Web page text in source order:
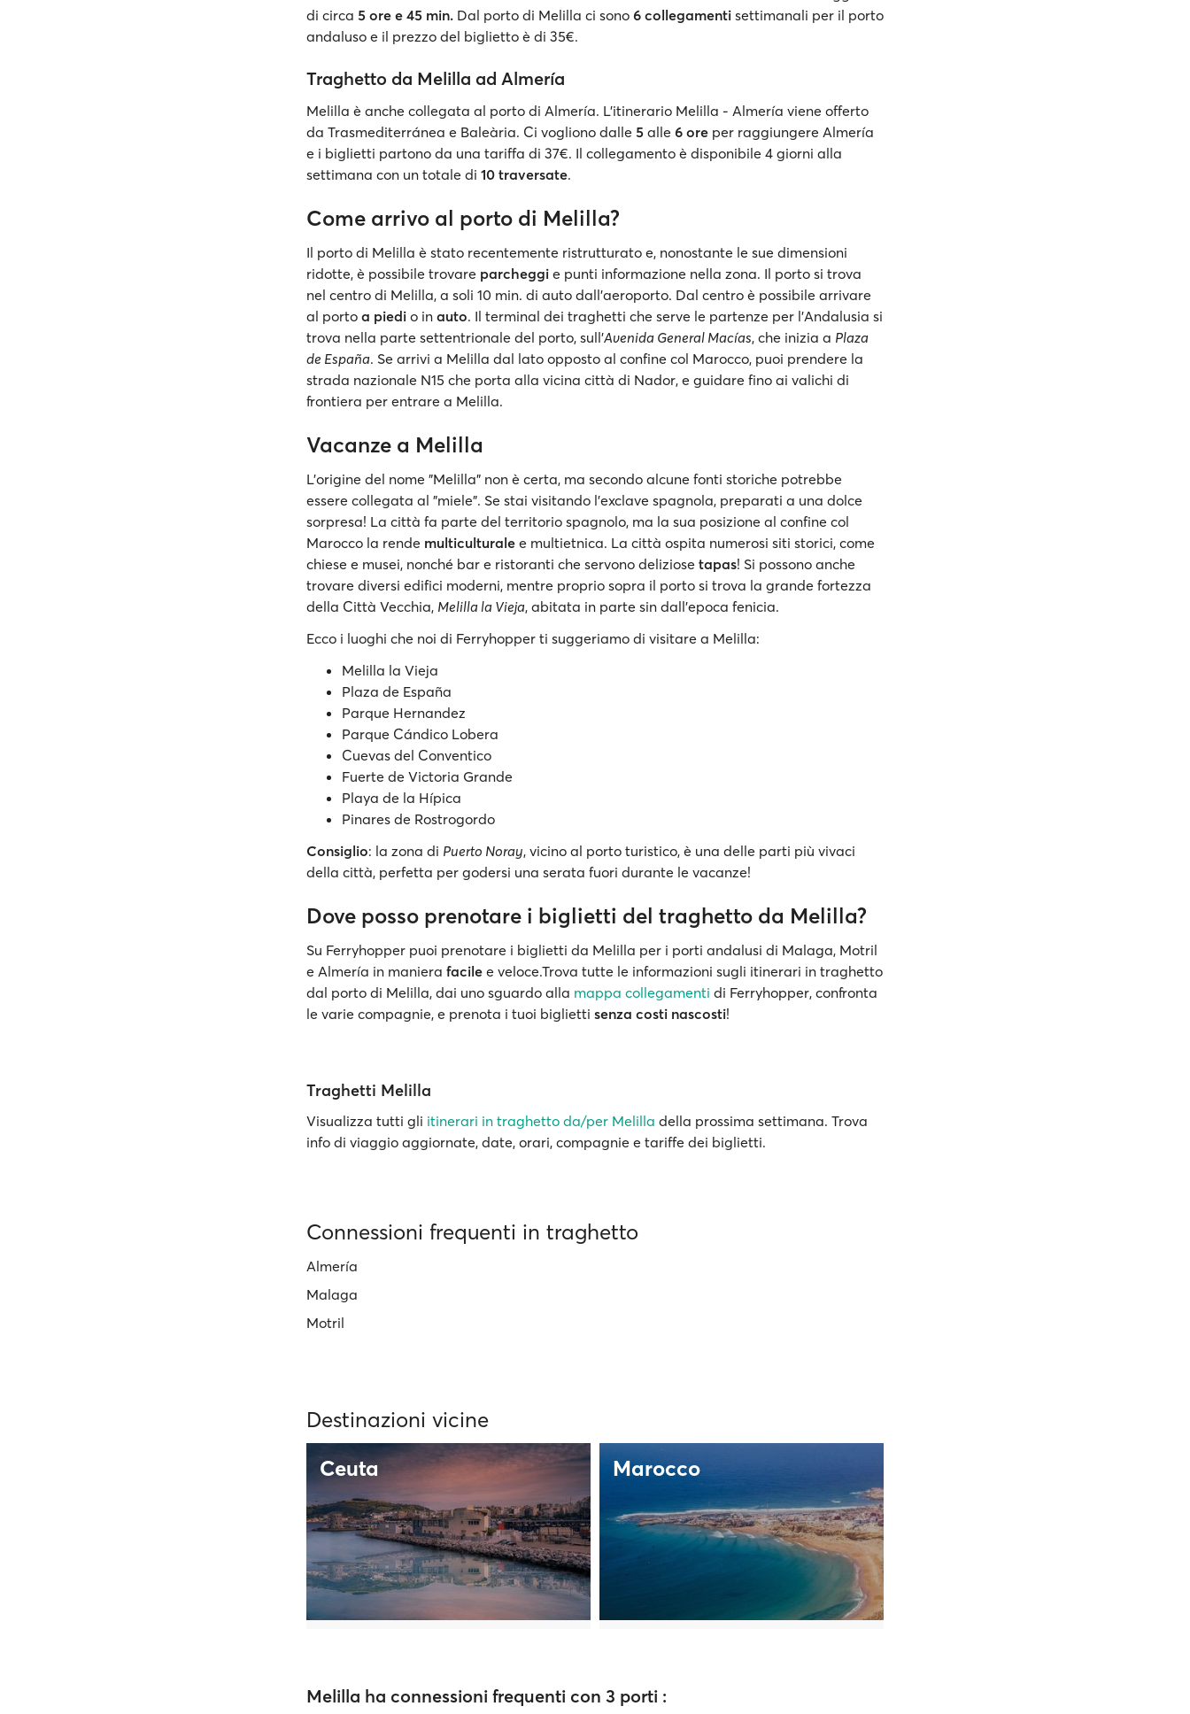
di circa 5 ore e 45 min. Dal porto di Melilla ci sono 6 collegamenti settimanali per il porto
andaluso e il prezzo del biglietto è di 35€.
Traghetto da Melilla ad Almería
Melilla è anche collegata al porto di Almería. L'itinerario Melilla - Almería viene offerto
da Trasmediterránea e Baleària. Ci vogliono dalle 5 alle 6 ore per raggiungere Almería
e i biglietti partono da una tariffa di 37€. Il collegamento è disponibile 4 giorni alla
settimana con un totale di 10 traversate.
Come arrivo al porto di Melilla?
Il porto di Melilla è stato recentemente ristrutturato e, nonostante le sue dimensioni
ridotte, è possibile trovare parcheggi e punti informazione nella zona. Il porto si trova
nel centro di Melilla, a soli 10 min. di auto dall'aeroporto. Dal centro è possibile arrivare
al porto a piedi o in auto. Il terminal dei traghetti che serve le partenze per l'Andalusia si
trova nella parte settentrionale del porto, sull'Avenida General Macías, che inizia a Plaza
de España. Se arrivi a Melilla dal lato opposto al confine col Marocco, puoi prendere la
strada nazionale N15 che porta alla vicina città di Nador, e guidare fino ai valichi di
frontiera per entrare a Melilla.
Vacanze a Melilla
L'origine del nome "Melilla" non è certa, ma secondo alcune fonti storiche potrebbe
essere collegata al "miele". Se stai visitando l'exclave spagnola, preparati a una dolce
sorpresa! La città fa parte del territorio spagnolo, ma la sua posizione al confine col
Marocco la rende multiculturale e multietnica. La città ospita numerosi siti storici, come
chiese e musei, nonché bar e ristoranti che servono deliziose tapas! Si possono anche
trovare diversi edifici moderni, mentre proprio sopra il porto si trova la grande fortezza
della Città Vecchia, Melilla la Vieja, abitata in parte sin dall'epoca fenicia.
Ecco i luoghi che noi di Ferryhopper ti suggeriamo di visitare a Melilla:
Melilla la Vieja
Plaza de España
Parque Hernandez
Parque Cándico Lobera
Cuevas del Conventico
Fuerte de Victoria Grande
Playa de la Hípica
Pinares de Rostrogordo
Consiglio: la zona di Puerto Noray, vicino al porto turistico, è una delle parti più vivaci
della città, perfetta per godersi una serata fuori durante le vacanze!
Dove posso prenotare i biglietti del traghetto da Melilla?
Su Ferryhopper puoi prenotare i biglietti da Melilla per i porti andalusi di Malaga, Motril
e Almería in maniera facile e veloce.Trova tutte le informazioni sugli itinerari in traghetto
dal porto di Melilla, dai uno sguardo alla mappa collegamenti di Ferryhopper, confronta
le varie compagnie, e prenota i tuoi biglietti senza costi nascosti!
Traghetti Melilla
Visualizza tutti gli itinerari in traghetto da/per Melilla della prossima settimana. Trova
info di viaggio aggiornate, date, orari, compagnie e tariffe dei biglietti.
Connessioni frequenti in traghetto
Almería
Malaga
Motril
Destinazioni vicine
Ceuta
Marocco
Melilla ha connessioni frequenti con 3 porti :